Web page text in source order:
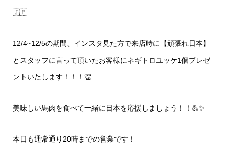
🇯🇵
12/4~12/5の期間、インスタ見た方で来店時に【頑張れ日本】
とスタッフに言って頂いたお客様にネギトロユッケ1個プレゼ
ントいたします！！！👏
美味しい馬肉を食べて一緒に日本を応援しましょう！！💪✨
本日も通常通り20時までの営業です！